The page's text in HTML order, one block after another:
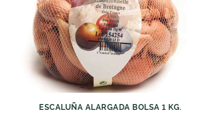
ESCALUÑA ALARGADA BOLSA 1 KG.